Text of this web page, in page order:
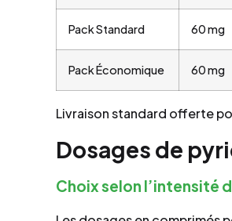
Pack Standard 60 mg
Pack Économique 60 mg
Livraison standard offerte
Dosages de
Choix selon l’intensité